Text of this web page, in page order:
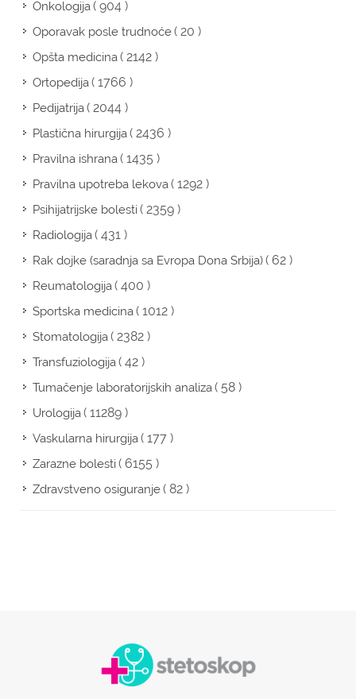
Onkologija( 904 )
Oporavak posle trudnoće( 20 )
Opšta medicina( 2142 )
Ortopedija( 1766 )
Pedijatrija( 2044 )
Plastična hirurgija( 2436 )
Pravilna ishrana( 1435 )
Pravilna upotreba lekova( 1292 )
Psihijatrijske bolesti( 2359 )
Radiologija( 431 )
Rak dojke (saradnja sa Evropa Dona Srbija)( 62 )
Reumatologija( 400 )
Sportska medicina( 1012 )
Stomatologija( 2382 )
Transfuziologija( 42 )
Tumačenje laboratorijskih analiza( 58 )
Urologija( 11289 )
Vaskularna hirurgija( 177 )
Zarazne bolesti( 6155 )
Zdravstveno osiguranje( 82 )